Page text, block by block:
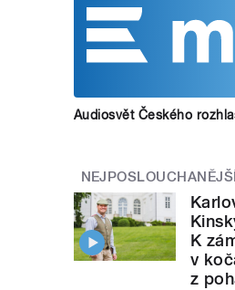
Audiosvět Českého
NEJPOSLOUCHANĚJŠÍ
K
v
z